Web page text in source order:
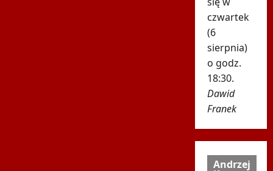
czwartek
(6
sierpnia)
o godz.
18:30.
Dawid
Franek
Andrzej